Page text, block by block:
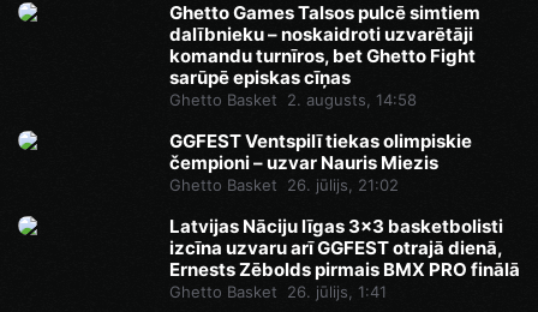
Ghetto Games Talsos pulcē simtiem
dalībnieku – noskaidroti uzvarētāji
komandu turnīros, bet Ghetto Fight
sarūpē episkas cīņas
Ghetto Basket 2. augusts, 14:58
GGFEST Ventspilī tiekas olimpiskie
čempioni – uzvar Nauris Miezis
Ghetto Basket 26. jūlijs, 21:02
Latvijas Nāciju līgas 3x3 basketbolisti
izcīna uzvaru arī GGFEST otrajā dienā,
Ernests Zēbolds pirmais BMX PRO finālā
Ghetto Basket 26. jūlijs, 1:41